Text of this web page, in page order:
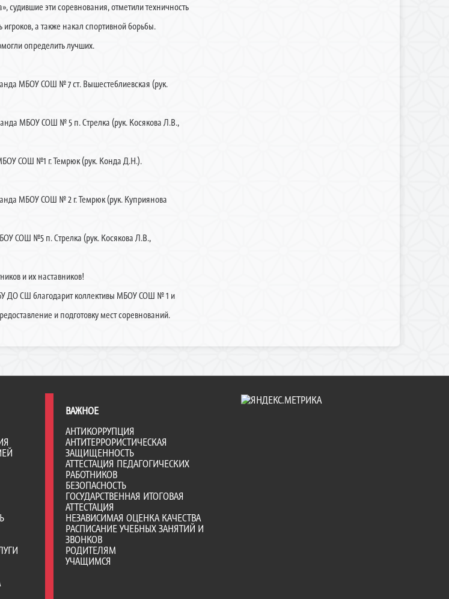
судившие эти соревнования, отметили техничность
игроков, а также накал спортивной борьбы.
определить лучших.
МБОУ СОШ № 7 ст. Вышестеблиевская (рук.
МБОУ СОШ № 5 п. Стрелка (рук. Косякова Л.В.,
СОШ №1 г. Темрюк (рук. Конда Д.Н.).
МБОУ СОШ № 2 г. Темрюк (рук. Куприянова
СОШ №5 п. Стрелка (рук. Косякова Л.В.,
и их наставников!
ДО СШ благодарит коллективы МБОУ СОШ № 1 и
и подготовку мест соревнований.
ВАЖНОЕ
АНТИКОРРУПЦИЯ
АНТИТЕРРОРИСТИЧЕСКАЯ
ЗАЩИЩЕННОСТЬ
АТТЕСТАЦИЯ ПЕДАГОГИЧЕСКИХ
РАБОТНИКОВ
БЕЗОПАСНОСТЬ
ГОСУДАРСТВЕННАЯ ИТОГОВАЯ
АТТЕСТАЦИЯ
НЕЗАВИСИМАЯ ОЦЕНКА КАЧЕСТВА
РАСПИСАНИЕ УЧЕБНЫХ ЗАНЯТИЙ И
ЗВОНКОВ
РОДИТЕЛЯМ
УЧАЩИМСЯ